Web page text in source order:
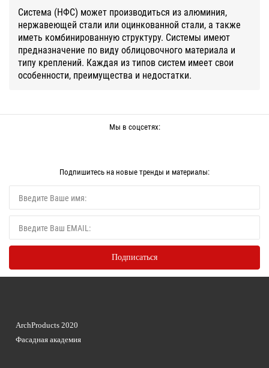
Система (НФС) может производиться из алюминия,
нержавеющей стали или оцинкованной стали, а также
иметь комбинированную структуру. Системы имеют
предназначение по виду облицовочного материала и
типу креплений. Каждая из типов систем имеет свои
особенности, преимущества и недостатки.
Мы в соцсетях:
Подпишитесь на новые тренды и материалы:
ArchProducts 2020
Фасадная академия